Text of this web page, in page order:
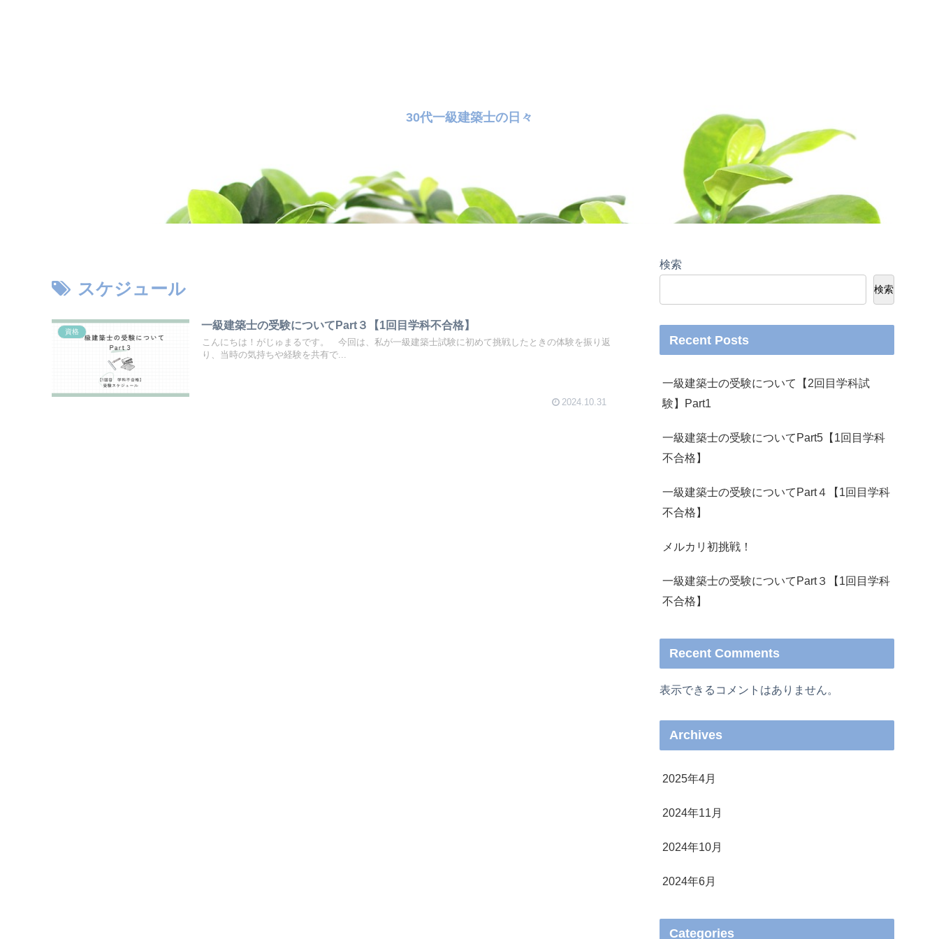
30代一級建築士の日々
スケジュール
資格
一級建築士の受験についてPart３【1回目学科不合格】
こんにちは！がじゅまるです。 今回は、私が一級建築士試験に初めて挑戦したときの体験を振り返
り、当時の気持ちや経験を共有で...
2024.10.31
検索
検索
Recent Posts
一級建築士の受験について【2回目学科試
験】Part1
一級建築士の受験についてPart5【1回目学科
不合格】
一級建築士の受験についてPart４【1回目学科
不合格】
メルカリ初挑戦！
一級建築士の受験についてPart３【1回目学科
不合格】
Recent Comments
表示できるコメントはありません。
Archives
2025年4月
2024年11月
2024年10月
2024年6月
Categories